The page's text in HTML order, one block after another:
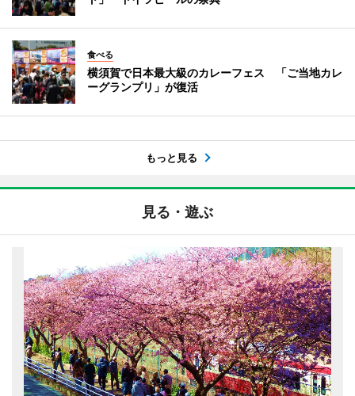
食べる
横須賀で日本最大級のカレーフェス 「ご当地カレ
ーグランプリ」が復活
もっと見る
見る・遊ぶ